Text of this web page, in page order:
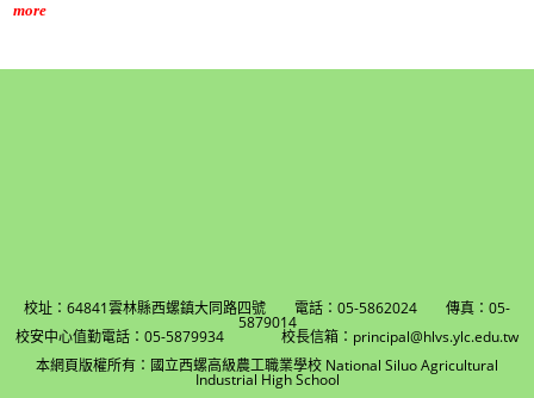
more
校址：64841雲林縣西螺鎮大同路四號 電話：05-5862024 傳真：05-
5879014
校安中心值勤電話：05-5879934 校長信箱：principal@hlvs.ylc.edu.tw
本網頁版權所有：國立西螺高級農工職業學校 National Siluo Agricultural
Industrial High School